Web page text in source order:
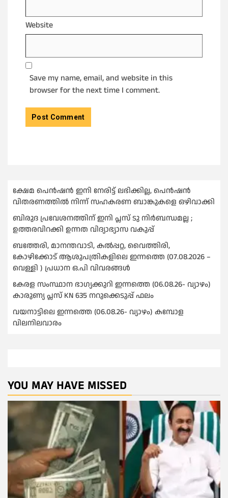
Website
Save my name, email, and website in this
browser for the next time I comment.
ക്ഷേമ പെൻഷൻ ഇനി നേരിട്ട് ലഭിക്കില്ല, പെൻഷൻ
വിതരണത്തില്‍ നിന്ന് സഹകരണ ബാങ്കുകളെ ഒഴിവാക്കി
ബിരുദ പ്രവേശനത്തിന് ഇനി പ്ലസ് ടു നിര്‍ബന്ധമല്ല ;
ഉത്തരവിറക്കി ഉന്നത വിദ്യാഭ്യാസ വകുപ്പ്
ബത്തേരി, മാനന്തവാടി, കൽപ്പറ്റ, വൈത്തിരി,
കോഴിക്കോട് ആശുപത്രികളിലെ ഇന്നത്തെ (07.08.2026 –
വെള്ളി ) പ്രധാന ഒ.പി വിവരങ്ങൾ
കേരള സംസ്ഥാന ഭാഗ്യക്കുറി ഇന്നത്തെ (06.08.26- വ്യാഴം)
കാരുണ്യ പ്ലസ് KN 635 നറുക്കെടുപ്പ് ഫലം
വയനാട്ടിലെ ഇന്നത്തെ (06.08.26- വ്യാഴം) കമ്പോള
വിലനിലവാരം
YOU MAY HAVE MISSED